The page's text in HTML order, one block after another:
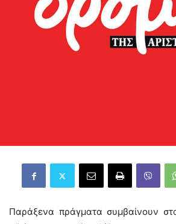
Παράξενα πράγματα συμβαίνουν